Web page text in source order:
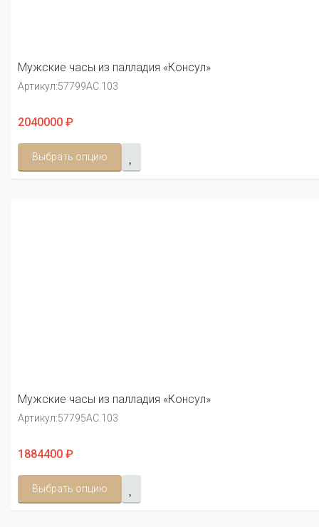
Мужские часы из палладия «Консул»
Артикул:57799АС.103
2040000 ₽
Выбрать опцию
Мужские часы из палладия «Консул»
Артикул:57795АС.103
1884400 ₽
Выбрать опцию